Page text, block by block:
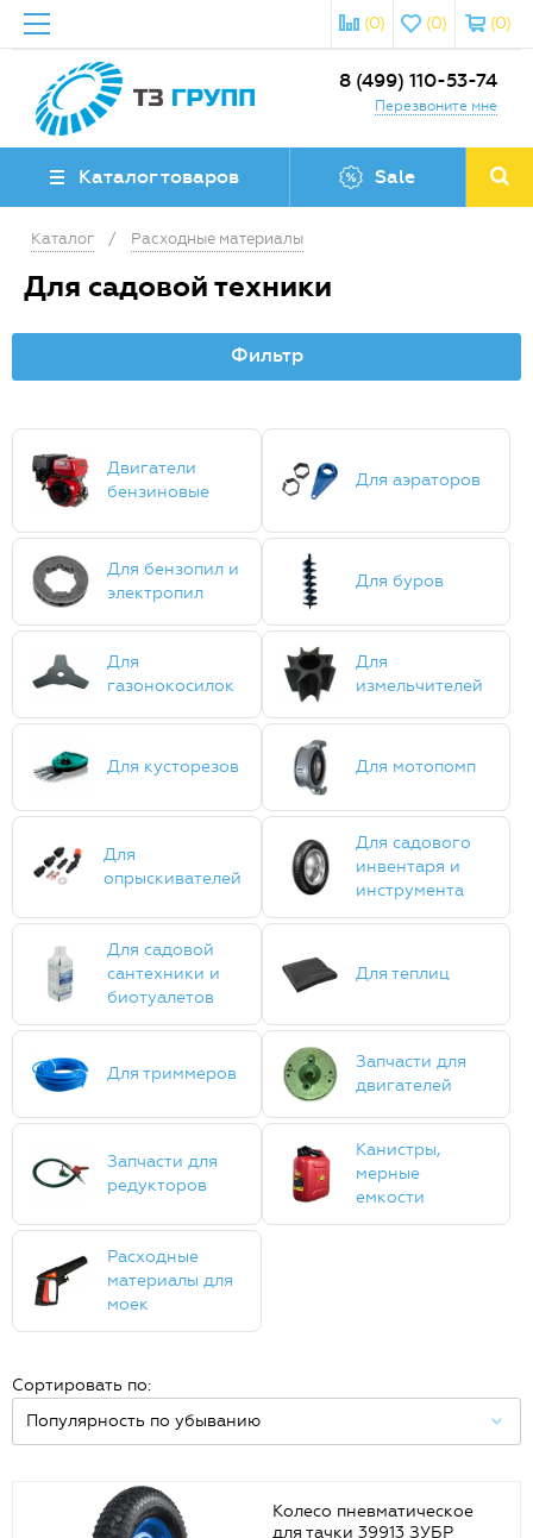
(0)
(0)
(0)
8 (499) 110-53-74
Перезвоните мне
Каталог товаров Sale
Каталог / Расходные материалы
Для садовой техники
Фильтр
Двигатели
бензиновые
Для аэраторов
Для бензопил и
электропил
Для буров
Для
газонокосилок
Для
измельчителей
Для кусторезов Для мотопомп
Для
опрыскивателей
Для садового
инвентаря и
инструмента
Для садовой
сантехники и
биотуалетов
Для теплиц
Для триммеров
Запчасти для
двигателей
Запчасти для
редукторов
Канистры,
мерные
емкости
Расходные
материалы для
моек
Сортировать по:
Колесо пневматическое
для тачки 39913 ЗУБР